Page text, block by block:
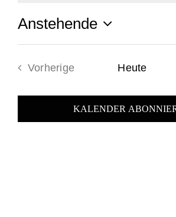
Anstehende
Datum
Vorherige
Heute
KALENDER